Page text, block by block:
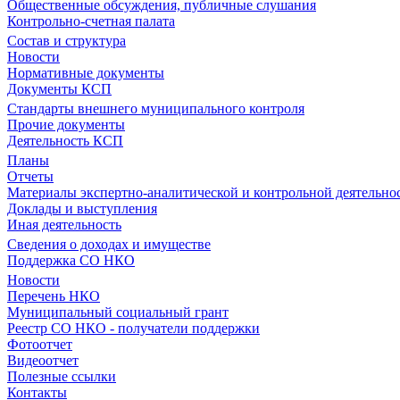
Общественные обсуждения, публичные слушания
Контрольно-счетная палата
Состав и структура
Новости
Нормативные документы
Документы КСП
Стандарты внешнего муниципального контроля
Прочие документы
Деятельность КСП
Планы
Отчеты
Материалы экспертно-аналитической и контрольной
Доклады и выступления
Иная деятельность
Сведения о доходах и имуществе
Поддержка СО НКО
Новости
Перечень НКО
Муниципальный социальный грант
Реестр СО НКО - получатели поддержки
Фотоотчет
Видеоотчет
Полезные ссылки
Контакты